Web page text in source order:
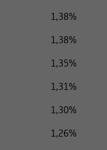
1,38%
1,38%
1,35%
1,31%
1,30%
1,26%